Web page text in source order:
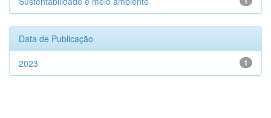
Data de Publicação
1
2023